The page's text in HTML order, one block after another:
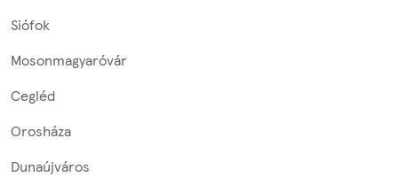
Siófok
Mosonmagyaróvár
Cegléd
Orosháza
Dunaújváros